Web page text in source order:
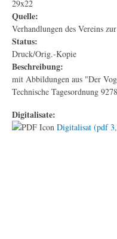
29x22
Quelle:
Verhandlungen des Vereins
Status:
Druck/Orig.-Kopie
Beschreibung:
mit Abbildungen aus "Der
Technische Tagesordnung
Digitalisate:
Digitalisat (pdf